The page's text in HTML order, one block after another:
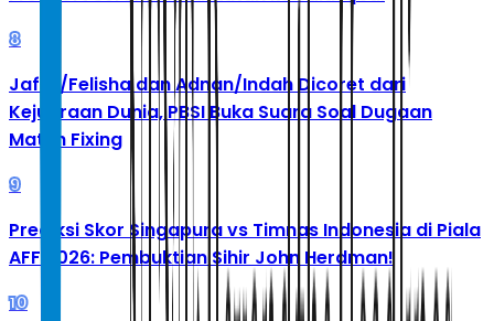
8
Jafar/Felisha dan Adnan/Indah Dicoret dari
Kejuaraan Dunia, PBSI Buka Suara Soal Dugaan
Match Fixing
9
Prediksi Skor Singapura vs Timnas Indonesia di Piala
AFF 2026: Pembuktian Sihir John Herdman!
10